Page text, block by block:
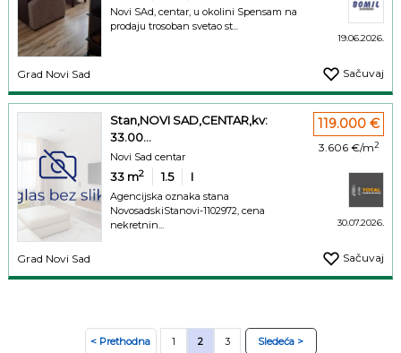
Novi SAd, centar, u okolini Spensam na
prodaju trosoban svetao st...
19.06.2026.
Grad Novi Sad Sačuvaj
Stan,NOVI SAD,CENTAR,kv:
33.00...
Novi Sad centar
33 m2 1.5 I
Agencijska oznaka stana
NovosadskiStanovi-1102972, cena
nekretnin...
119.000 €
3.606 €/m2
30.07.2026.
Grad Novi Sad Sačuvaj
< Prethodna 1 2 3 Sledeća >